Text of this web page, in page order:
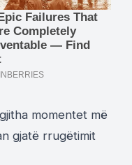
momentet më
gjatë rrugëtimit